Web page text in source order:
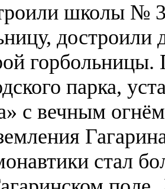
школы №
достроили
парка,
с вечным
стал